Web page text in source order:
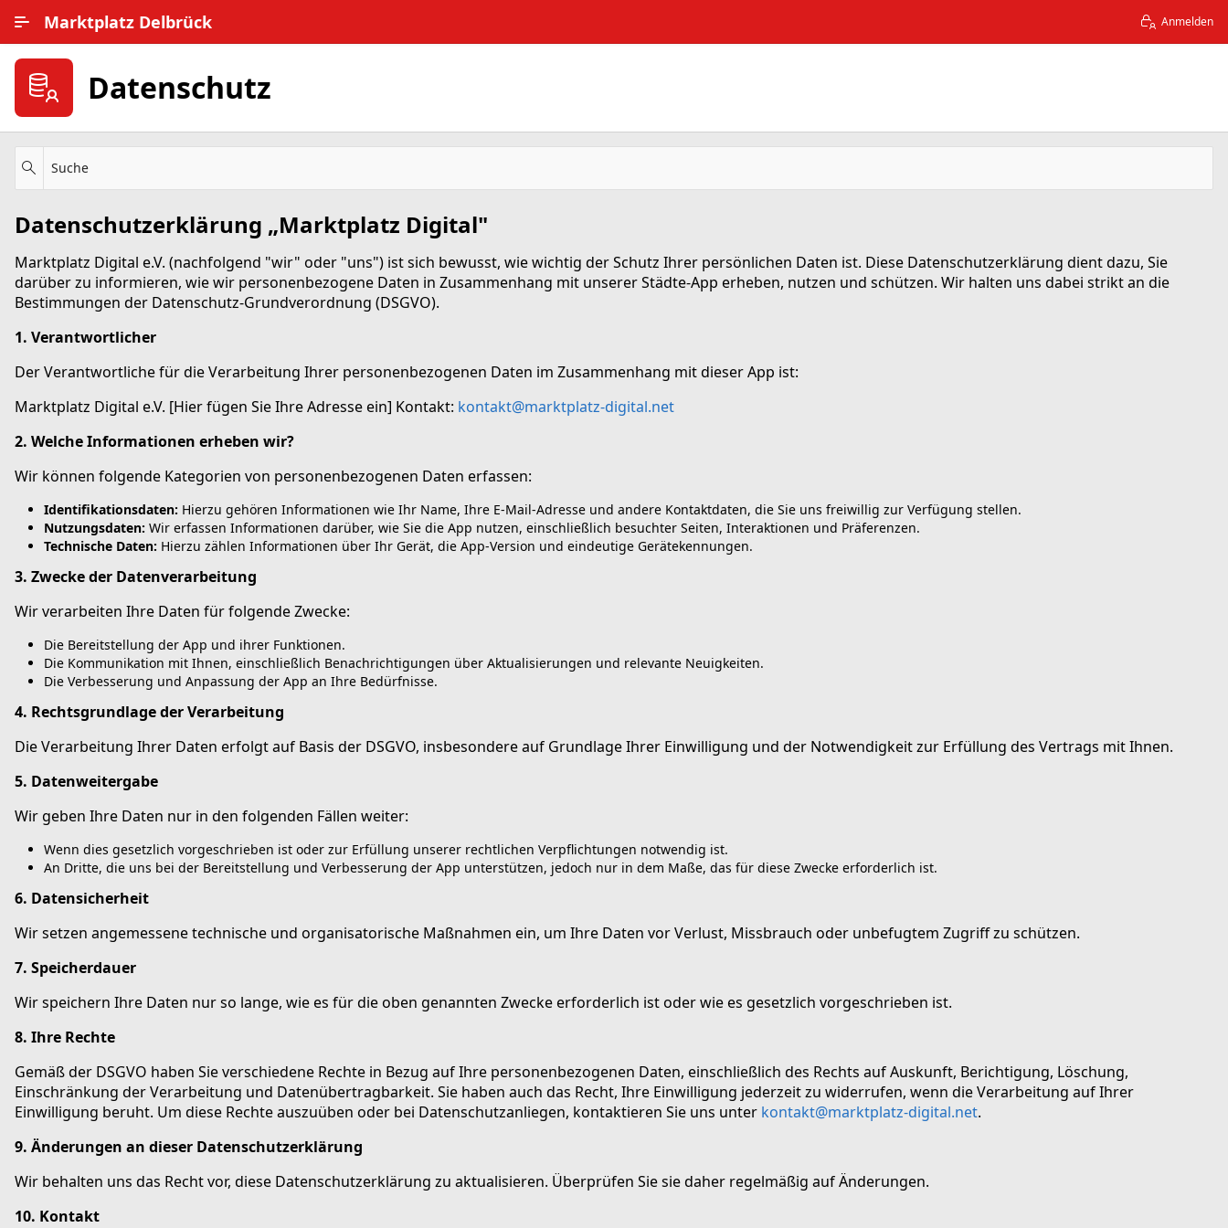
Marktplatz Delbrück Anmelden
Alle Ortsteile
Impressum
Nutzungsbedingungen
Datenschutz
Suche
Datenschutzerklärung „Marktplatz Digital"
Marktplatz Digital e.V. (nachfolgend "wir" oder "uns") ist sich bewusst, wie wichtig der Schutz Ihrer persönlichen Daten ist. Diese Datenschutzerklärung dient dazu, Sie
darüber zu informieren, wie wir personenbezogene Daten in Zusammenhang mit unserer Städte-App erheben, nutzen und schützen. Wir halten uns dabei strikt an die
Bestimmungen der Datenschutz-Grundverordnung (DSGVO).
1. Verantwortlicher
Der Verantwortliche für die Verarbeitung Ihrer personenbezogenen Daten im Zusammenhang mit dieser App ist:
Marktplatz Digital e.V. [Hier fügen Sie Ihre Adresse ein] Kontakt: kontakt@marktplatz-digital.net
2. Welche Informationen erheben wir?
Wir können folgende Kategorien von personenbezogenen Daten erfassen:
Identifikationsdaten: Hierzu gehören Informationen wie Ihr Name, Ihre E-Mail-Adresse und andere Kontaktdaten, die Sie uns freiwillig zur Verfügung stellen.
Nutzungsdaten: Wir erfassen Informationen darüber, wie Sie die App nutzen, einschließlich besuchter Seiten, Interaktionen und Präferenzen.
Technische Daten: Hierzu zählen Informationen über Ihr Gerät, die App-Version und eindeutige Gerätekennungen.
3. Zwecke der Datenverarbeitung
Wir verarbeiten Ihre Daten für folgende Zwecke:
Die Bereitstellung der App und ihrer Funktionen.
Die Kommunikation mit Ihnen, einschließlich Benachrichtigungen über Aktualisierungen und relevante Neuigkeiten.
Die Verbesserung und Anpassung der App an Ihre Bedürfnisse.
4. Rechtsgrundlage der Verarbeitung
Die Verarbeitung Ihrer Daten erfolgt auf Basis der DSGVO, insbesondere auf Grundlage Ihrer Einwilligung und der Notwendigkeit zur Erfüllung des Vertrags mit Ihnen.
5. Datenweitergabe
Wir geben Ihre Daten nur in den folgenden Fällen weiter:
Wenn dies gesetzlich vorgeschrieben ist oder zur Erfüllung unserer rechtlichen Verpflichtungen notwendig ist.
An Dritte, die uns bei der Bereitstellung und Verbesserung der App unterstützen, jedoch nur in dem Maße, das für diese Zwecke erforderlich ist.
6. Datensicherheit
Wir setzen angemessene technische und organisatorische Maßnahmen ein, um Ihre Daten vor Verlust, Missbrauch oder unbefugtem Zugriff zu schützen.
7. Speicherdauer
Wir speichern Ihre Daten nur so lange, wie es für die oben genannten Zwecke erforderlich ist oder wie es gesetzlich vorgeschrieben ist.
8. Ihre Rechte
Gemäß der DSGVO haben Sie verschiedene Rechte in Bezug auf Ihre personenbezogenen Daten, einschließlich des Rechts auf Auskunft, Berichtigung, Löschung,
Einschränkung der Verarbeitung und Datenübertragbarkeit. Sie haben auch das Recht, Ihre Einwilligung jederzeit zu widerrufen, wenn die Verarbeitung auf Ihrer
Einwilligung beruht. Um diese Rechte auszuüben oder bei Datenschutzanliegen, kontaktieren Sie uns unter kontakt@marktplatz-digital.net.
9. Änderungen an dieser Datenschutzerklärung
Wir behalten uns das Recht vor, diese Datenschutzerklärung zu aktualisieren. Überprüfen Sie sie daher regelmäßig auf Änderungen.
10. Kontakt